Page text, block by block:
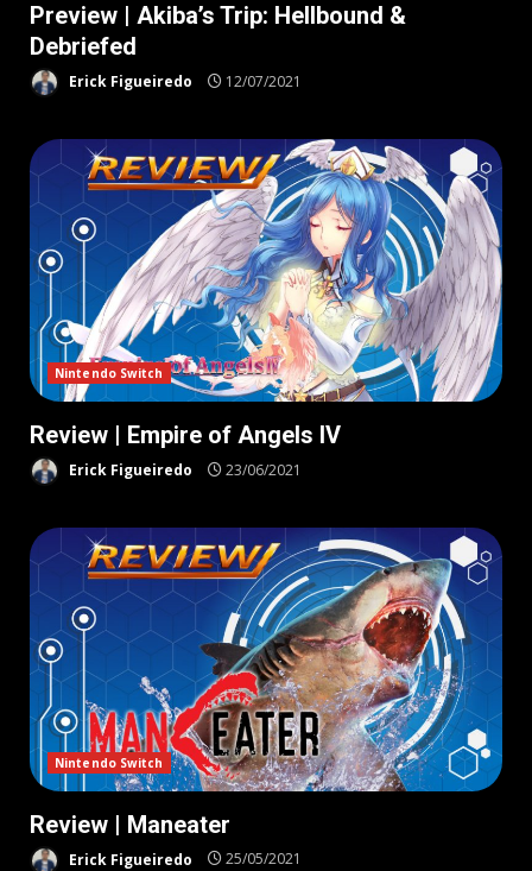
Preview | Akiba’s Trip: Hellbound &
Debriefed
Erick Figueiredo 12/07/2021
Nintendo Switch
Review | Empire of Angels IV
Erick Figueiredo 23/06/2021
Nintendo Switch
Review | Maneater
Erick Figueiredo 25/05/2021